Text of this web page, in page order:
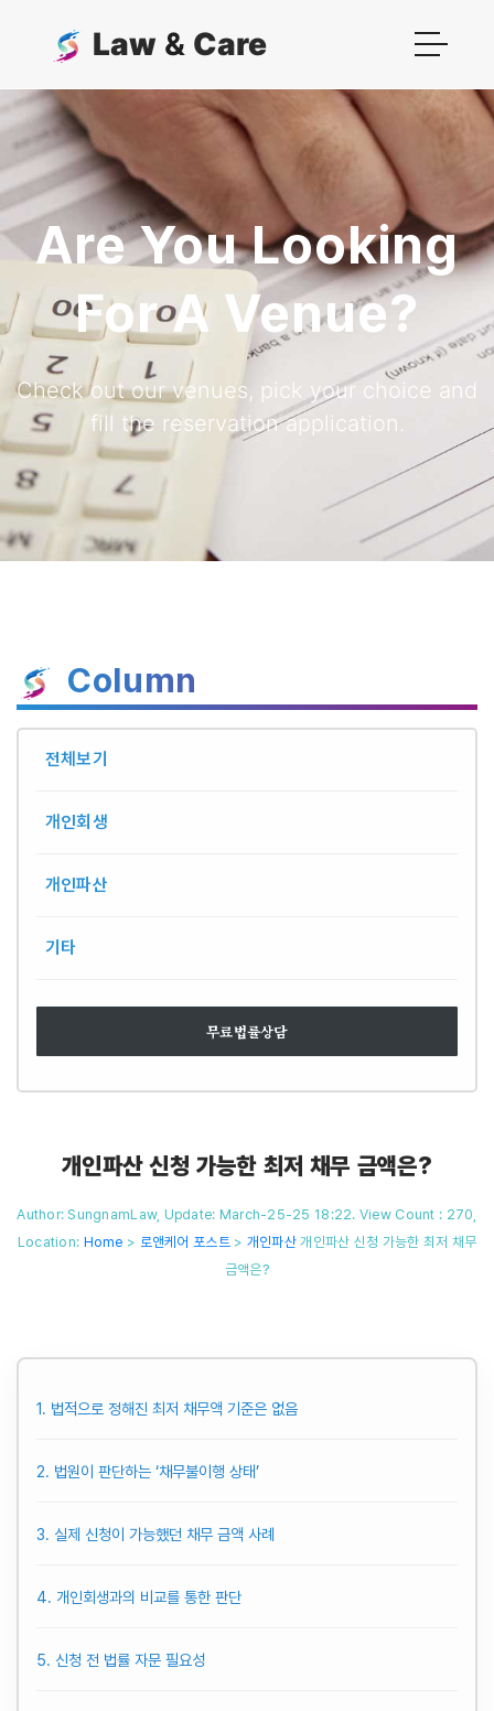
Law & Care
Are You Looking
For A Venue?
Check out our venues, pick your choice and
fill the reservation application.
Column
전체보기
개인회생
개인파산
기타
무료법률상담
개인파산 신청 가능한 최저 채무 금액은?
Author: SungnamLaw, Update: March-25-25 18:22. View Count : 270,
Location: Home > 로앤케어 포스트 > 개인파산개인파산 신청 가능한 최저 채무
금액은?
1. 법적으로 정해진 최저 채무액 기준은 없음
2. 법원이 판단하는 ‘채무불이행 상태’
3. 실제 신청이 가능했던 채무 금액 사례
4. 개인회생과의 비교를 통한 판단
5. 신청 전 법률 자문 필요성